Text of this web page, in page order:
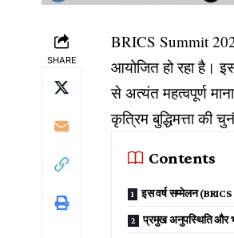
SHARE
BRICS Summit
आयोजित हो रहा है।
से अत्यंत महत्वपूर्ण
कृत्रिम बुद्धिमत्ता की
Contents
इस वर्ष सम्मेलन
प्रमुख अनुपस्थिति और